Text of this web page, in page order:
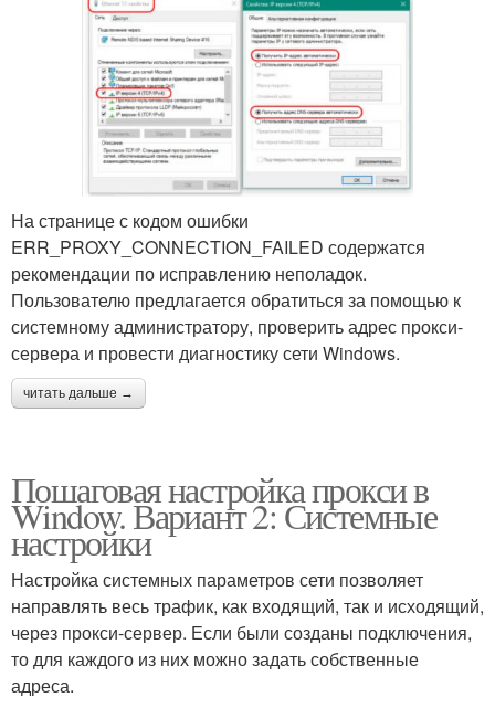
На странице с кодом ошибки
ERR_PROXY_CONNECTION_FAILED содержатся
рекомендации по исправлению неполадок.
Пользователю предлагается обратиться за помощью к
системному администратору, проверить адрес прокси-
сервера и провести диагностику сети Windows.
читать дальше →
Пошаговая настройка прокси в
Window. Вариант 2: Системные
настройки
Настройка системных параметров сети позволяет
направлять весь трафик, как входящий, так и исходящий,
через прокси-сервер. Если были созданы подключения,
то для каждого из них можно задать собственные
адреса.